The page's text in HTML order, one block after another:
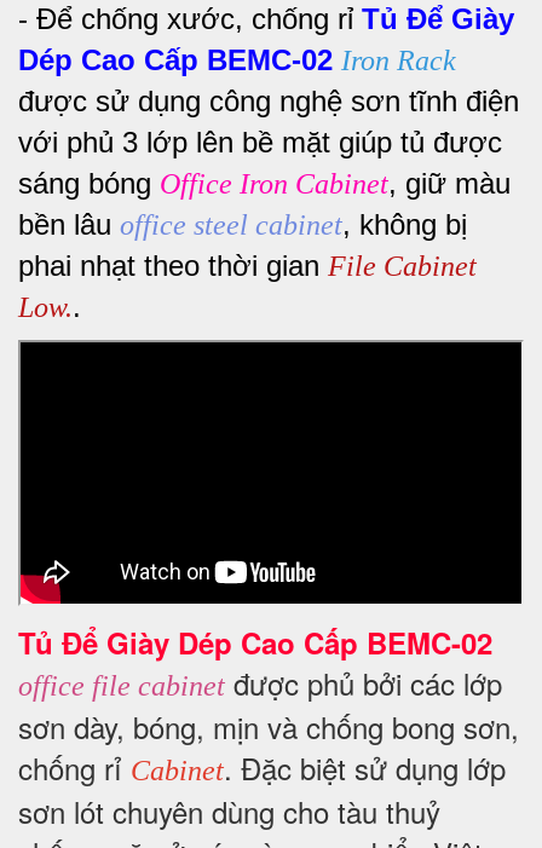
- Để chống xước, chống rỉ Tủ Để Giày
Dép Cao Cấp BEMC-02 Iron Rack
được sử dụng công nghệ sơn tĩnh điện
với phủ 3 lớp lên bề mặt giúp tủ được
sáng bóng Office Iron Cabinet, giữ màu
bền lâu office steel cabinet, không bị
phai nhạt theo thời gian File Cabinet
Low..
Tủ Để Giày Dép Cao Cấp BEMC-02
office file cabinet được phủ bởi các lớp
sơn dày, bóng, mịn và chống bong sơn,
chống rỉ Cabinet. Đặc biệt sử dụng lớp
sơn lót chuyên dùng cho tàu thuỷ